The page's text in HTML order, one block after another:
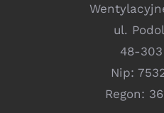
ul.
48-303
Nip:
Regon: